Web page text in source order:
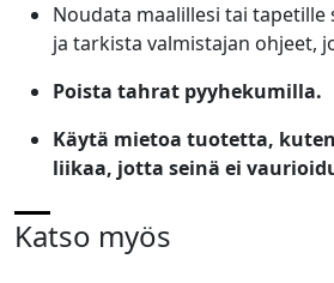
Noudata maalillesi tai tapetille
ja tarkista valmistajan ohjeet,
Poista tahrat pyyhekumilla.
Käytä mietoa tuotetta,
liikaa, jotta seinä ei
Katso myös